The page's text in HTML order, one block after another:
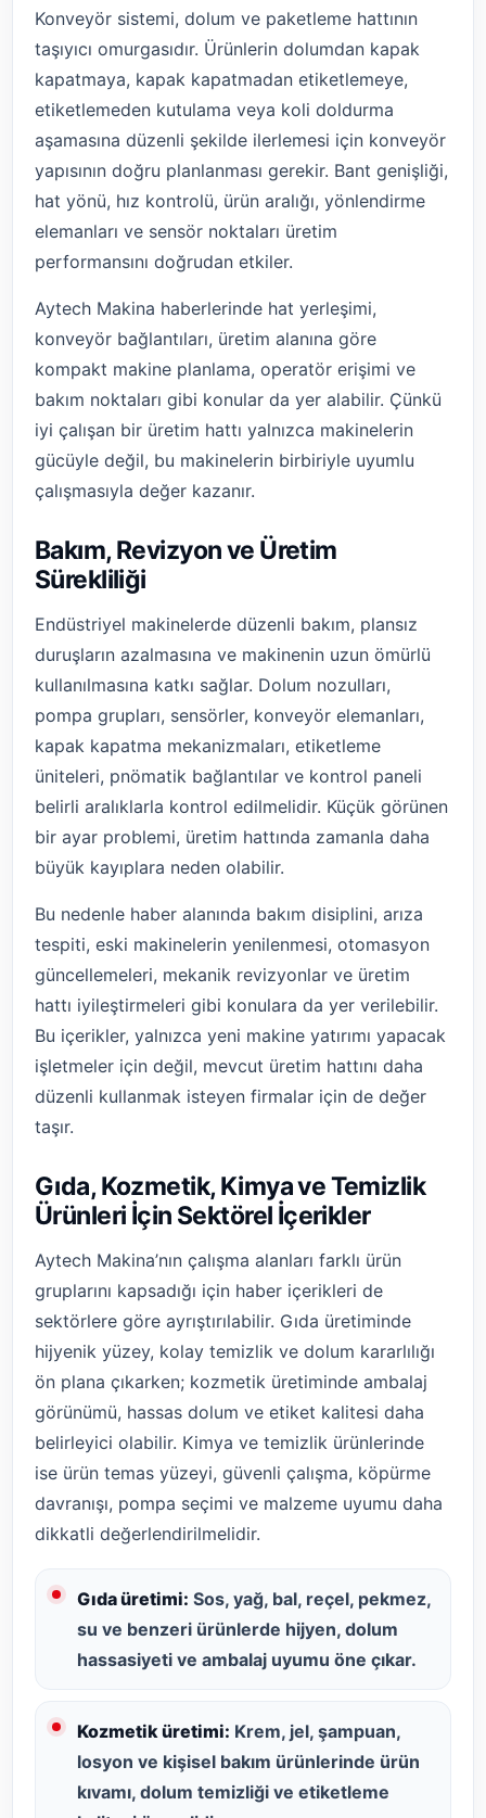
Konveyör sistemi, dolum ve paketleme hattının
taşıyıcı omurgasıdır. Ürünlerin dolumdan kapak
kapatmaya, kapak kapatmadan etiketlemeye,
etiketlemeden kutulama veya koli doldurma
aşamasına düzenli şekilde ilerlemesi için konveyör
yapısının doğru planlanması gerekir. Bant genişliği,
hat yönü, hız kontrolü, ürün aralığı, yönlendirme
elemanları ve sensör noktaları üretim
performansını doğrudan etkiler.
Aytech Makina haberlerinde hat yerleşimi,
konveyör bağlantıları, üretim alanına göre
kompakt makine planlama, operatör erişimi ve
bakım noktaları gibi konular da yer alabilir. Çünkü
iyi çalışan bir üretim hattı yalnızca makinelerin
gücüyle değil, bu makinelerin birbiriyle uyumlu
çalışmasıyla değer kazanır.
Bakım, Revizyon ve Üretim
Sürekliliği
Endüstriyel makinelerde düzenli bakım, plansız
duruşların azalmasına ve makinenin uzun ömürlü
kullanılmasına katkı sağlar. Dolum nozulları,
pompa grupları, sensörler, konveyör elemanları,
kapak kapatma mekanizmaları, etiketleme
üniteleri, pnömatik bağlantılar ve kontrol paneli
belirli aralıklarla kontrol edilmelidir. Küçük görünen
bir ayar problemi, üretim hattında zamanla daha
büyük kayıplara neden olabilir.
Bu nedenle haber alanında bakım disiplini, arıza
tespiti, eski makinelerin yenilenmesi, otomasyon
güncellemeleri, mekanik revizyonlar ve üretim
hattı iyileştirmeleri gibi konulara da yer verilebilir.
Bu içerikler, yalnızca yeni makine yatırımı yapacak
işletmeler için değil, mevcut üretim hattını daha
düzenli kullanmak isteyen firmalar için de değer
taşır.
Gıda, Kozmetik, Kimya ve Temizlik
Ürünleri İçin Sektörel İçerikler
Aytech Makina’nın çalışma alanları farklı ürün
gruplarını kapsadığı için haber içerikleri de
sektörlere göre ayrıştırılabilir. Gıda üretiminde
hijyenik yüzey, kolay temizlik ve dolum kararlılığı
ön plana çıkarken; kozmetik üretiminde ambalaj
görünümü, hassas dolum ve etiket kalitesi daha
belirleyici olabilir. Kimya ve temizlik ürünlerinde
ise ürün temas yüzeyi, güvenli çalışma, köpürme
davranışı, pompa seçimi ve malzeme uyumu daha
dikkatli değerlendirilmelidir.
Gıda üretimi: Sos, yağ, bal, reçel, pekmez,
su ve benzeri ürünlerde hijyen, dolum
hassasiyeti ve ambalaj uyumu öne çıkar.
Kozmetik üretimi: Krem, jel, şampuan,
losyon ve kişisel bakım ürünlerinde ürün
kıvamı, dolum temizliği ve etiketleme